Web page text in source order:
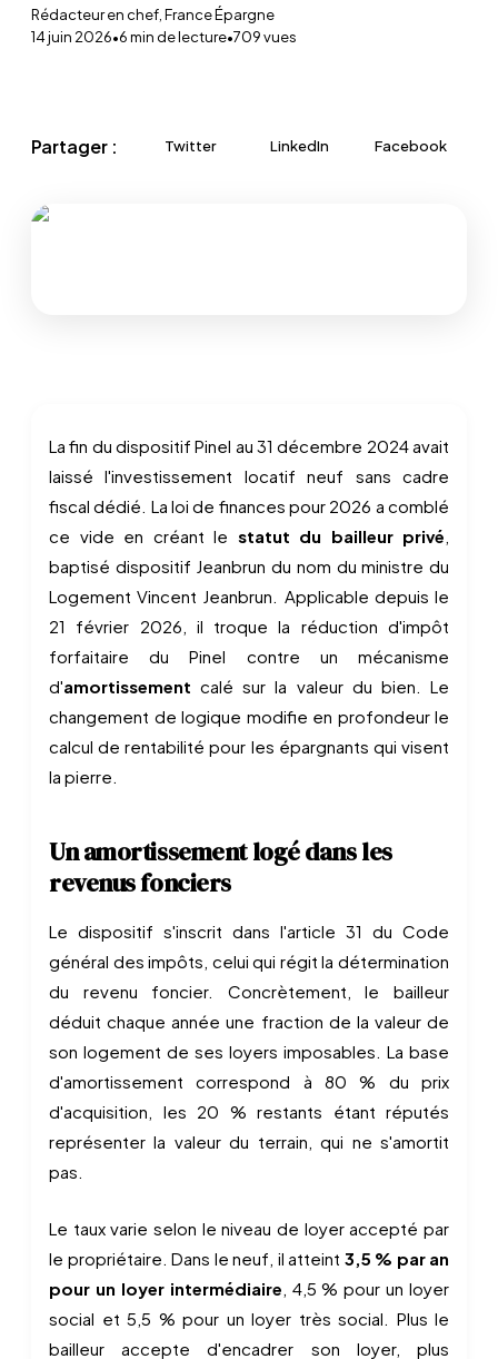
Rédacteur en chef, France Épargne
14 juin 2026•6min de lecture•709vues
Partager : Twitter LinkedIn Facebook
La fin du dispositif Pinel au 31 décembre 2024 avait
laissé l'investissement locatif neuf sans cadre
fiscal dédié. La loi de finances pour 2026 a comblé
ce vide en créant le statut du bailleur privé,
baptisé dispositif Jeanbrun du nom du ministre du
Logement Vincent Jeanbrun. Applicable depuis le
21 février 2026, il troque la réduction d'impôt
forfaitaire du Pinel contre un mécanisme
d'amortissement calé sur la valeur du bien. Le
changement de logique modifie en profondeur le
calcul de rentabilité pour les épargnants qui visent
la pierre.
Un amortissement logé dans les
revenus fonciers
Le dispositif s'inscrit dans l'article 31 du Code
général des impôts, celui qui régit la détermination
du revenu foncier. Concrètement, le bailleur
déduit chaque année une fraction de la valeur de
son logement de ses loyers imposables. La base
d'amortissement correspond à 80 % du prix
d'acquisition, les 20 % restants étant réputés
représenter la valeur du terrain, qui ne s'amortit
pas.
Le taux varie selon le niveau de loyer accepté par
le propriétaire. Dans le neuf, il atteint 3,5 % par an
pour un loyer intermédiaire, 4,5 % pour un loyer
social et 5,5 % pour un loyer très social. Plus le
bailleur accepte d'encadrer son loyer, plus